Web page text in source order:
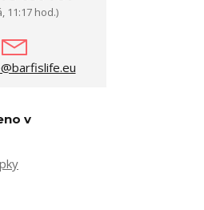
11:17 hod.)
v